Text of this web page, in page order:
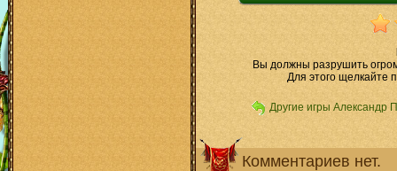
Вы должны разрушить
Для этого щелкайте
Другие игры Александр
Комментариев нет.